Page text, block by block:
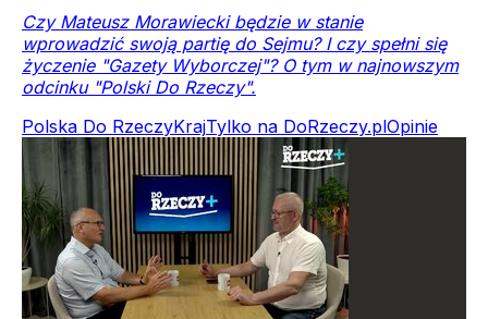
Czy Mateusz Morawiecki będzie w stanie
wprowadzić swoją partię do Sejmu? I czy spełni się
życzenie "Gazety Wyborczej"? O tym w najnowszym
odcinku "Polski Do Rzeczy".
Polska Do RzeczyKrajTylko na DoRzeczy.plOpinie